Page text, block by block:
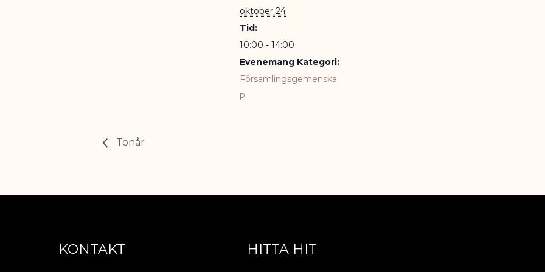
oktober 24
Tid:
10:00 - 14:00
Evenemang Kategori:
Församlingsgemenska
p
Tonår
KONTAKT HITTA HIT